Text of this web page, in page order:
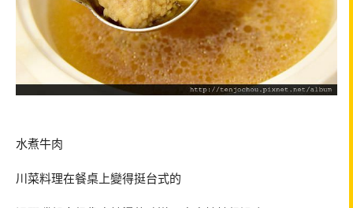
水煮牛肉
川菜料理在餐桌上變得挺台式的